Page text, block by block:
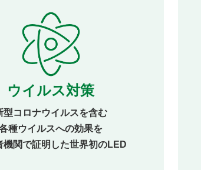
ウイルス対策
型コロナウイルスを含む
種ウイルスへの効果を
機関で証明した世界初のLED